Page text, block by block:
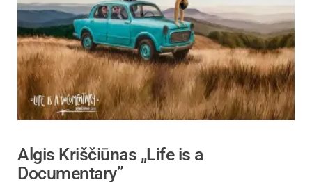
Algis Kriščiūnas „Life is a
Documentary”